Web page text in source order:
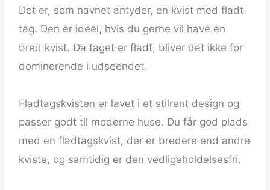
Det er, som navnet antyder, en kvist med fladt
tag. Den er ideel, hvis du gerne vil have en
bred kvist. Da taget er fladt, bliver det ikke for
dominerende i udseendet.
Fladtagskvisten er lavet i et stilrent design og
passer godt til moderne huse. Du får god plads
med en fladtagskvist, der er bredere end andre
kviste, og samtidig er den vedligeholdelsesfri.